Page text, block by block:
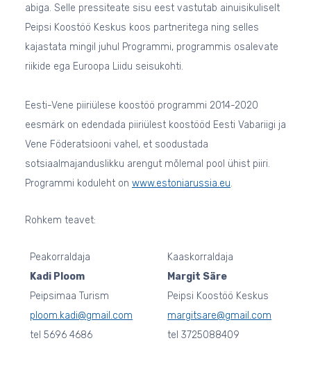
abiga. Selle pressiteate sisu eest vastutab ainuisikuliselt
Peipsi Koostöö Keskus koos partneritega ning selles
kajastata mingil juhul Programmi, programmis osalevate
riikide ega Euroopa Liidu seisukohti.
Eesti-Vene piiriülese koostöö programmi 2014-2020
eesmärk on edendada piiriülest koostööd Eesti Vabariigi ja
Vene Föderatsiooni vahel, et soodustada
sotsiaalmajanduslikku arengut mõlemal pool ühist piiri.
Programmi koduleht on www.estoniarussia.eu.
Rohkem teavet:
Peakorraldaja
Kadi Ploom
Peipsimaa Turism
ploom.kadi@gmail.com
tel 5696 4686
Kaaskorraldaja
Margit Säre
Peipsi Koostöö Keskus
margitsare@gmail.com
tel 3725088409